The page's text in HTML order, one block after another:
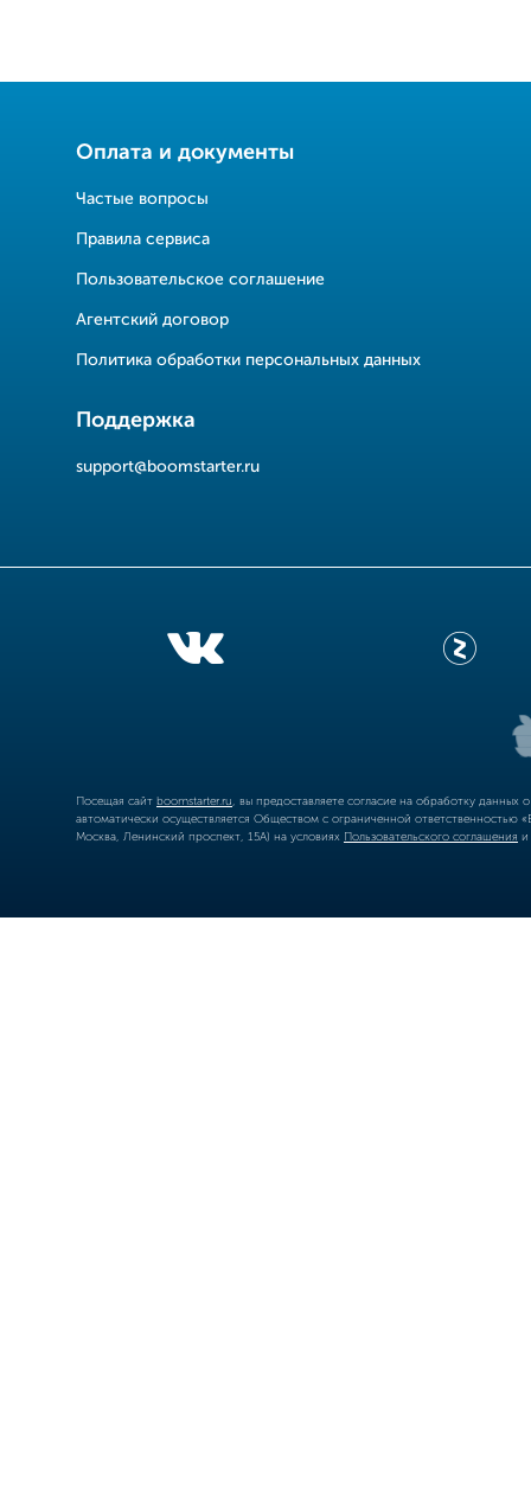
Оплата и документы
Частые вопросы
Правила сервиса
Пользовательское соглашение
Агентский договор
Политика обработки персональных данных
Поддержка
support@boomstarter.ru
Посещая сайт boomstarter.ru , вы предоставляете согласие на обработку
автоматически осуществляется Обществом с ограниченной
Москва, Ленинский проспект, 15А) на условиях Пользовательского соглашения и